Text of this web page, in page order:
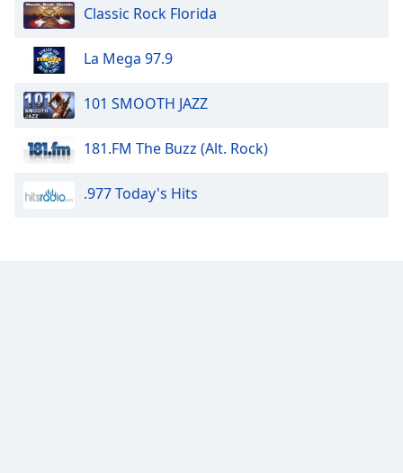
Caption
Color
Opacity
Classic Rock Florida
La Mega 97.9
101 SMOOTH JAZZ
181.FM The Buzz (Alt. Rock)
.977 Today's Hits